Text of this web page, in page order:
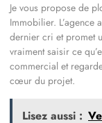
Je vous propose de
Immobilier. L’agence
dernier cri et promet
vraiment saisir ce
commercial et
cœur du projet.
Lisez aussi :